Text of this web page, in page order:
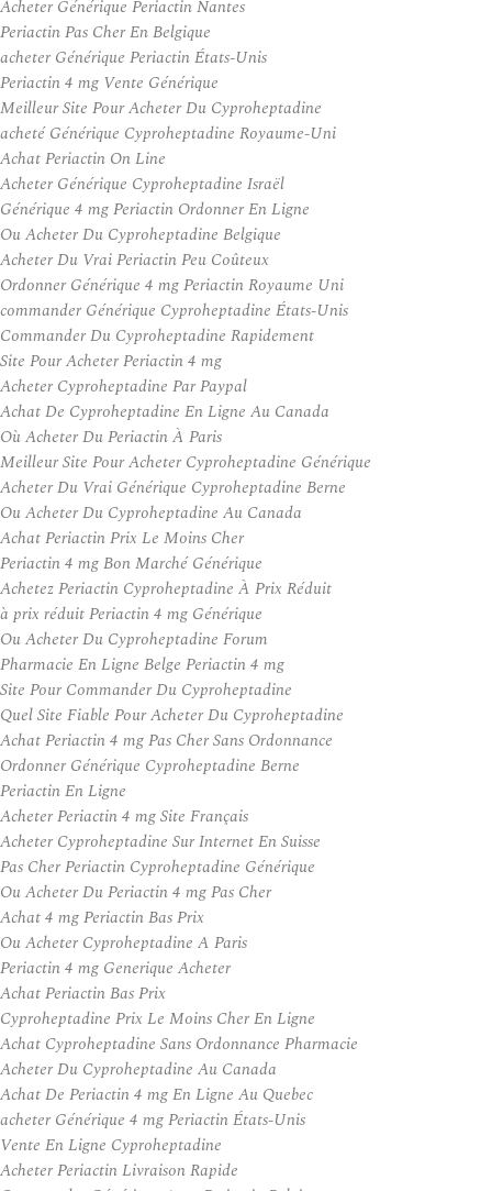
Acheter Générique Periactin Nantes
Periactin Pas Cher En Belgique
acheter Générique Periactin États-Unis
Periactin 4 mg Vente Générique
Meilleur Site Pour Acheter Du Cyproheptadine
acheté Générique Cyproheptadine Royaume-Uni
Achat Periactin On Line
Acheter Générique Cyproheptadine Israël
Générique 4 mg Periactin Ordonner En Ligne
Ou Acheter Du Cyproheptadine Belgique
Acheter Du Vrai Periactin Peu Coûteux
Ordonner Générique 4 mg Periactin Royaume Uni
commander Générique Cyproheptadine États-Unis
Commander Du Cyproheptadine Rapidement
Site Pour Acheter Periactin 4 mg
Acheter Cyproheptadine Par Paypal
Achat De Cyproheptadine En Ligne Au Canada
Où Acheter Du Periactin À Paris
Meilleur Site Pour Acheter Cyproheptadine Générique
Acheter Du Vrai Générique Cyproheptadine Berne
Ou Acheter Du Cyproheptadine Au Canada
Achat Periactin Prix Le Moins Cher
Periactin 4 mg Bon Marché Générique
Achetez Periactin Cyproheptadine À Prix Réduit
à prix réduit Periactin 4 mg Générique
Ou Acheter Du Cyproheptadine Forum
Pharmacie En Ligne Belge Periactin 4 mg
Site Pour Commander Du Cyproheptadine
Quel Site Fiable Pour Acheter Du Cyproheptadine
Achat Periactin 4 mg Pas Cher Sans Ordonnance
Ordonner Générique Cyproheptadine Berne
Periactin En Ligne
Acheter Periactin 4 mg Site Français
Acheter Cyproheptadine Sur Internet En Suisse
Pas Cher Periactin Cyproheptadine Générique
Ou Acheter Du Periactin 4 mg Pas Cher
Achat 4 mg Periactin Bas Prix
Ou Acheter Cyproheptadine A Paris
Periactin 4 mg Generique Acheter
Achat Periactin Bas Prix
Cyproheptadine Prix Le Moins Cher En Ligne
Achat Cyproheptadine Sans Ordonnance Pharmacie
Acheter Du Cyproheptadine Au Canada
Achat De Periactin 4 mg En Ligne Au Quebec
acheter Générique 4 mg Periactin États-Unis
Vente En Ligne Cyproheptadine
Acheter Periactin Livraison Rapide